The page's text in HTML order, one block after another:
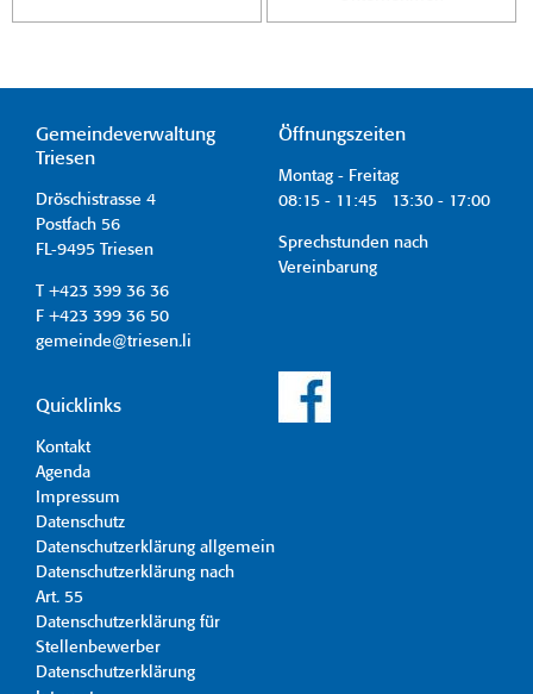
Gemeindeverwaltung
Triesen
Dröschistrasse 4
Postfach 56
FL-9495 Triesen
T +423 399 36 36
F +423 399 36 50
gemeinde@triesen.li
Öffnungszeiten
Montag - Freitag
08:15 - 11:45 13:30 - 17:00
Sprechstunden nach
Vereinbarung
Quicklinks
Kontakt
Agenda
Impressum
Datenschutz
Datenschutzerklärung allgemein
Datenschutzerklärung nach
Art. 55
Datenschutzerklärung für
Stellenbewerber
Datenschutzerklärung